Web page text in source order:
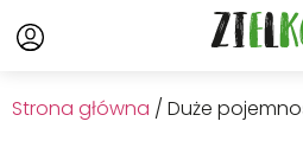
Strona główna / Duże